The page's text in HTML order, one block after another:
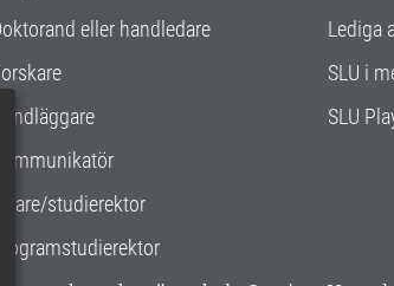
eller handledare
Handläggare
Kommunikatör
Lärare/studierektor
Programstudierektor
Lediga
SLU i
SLU